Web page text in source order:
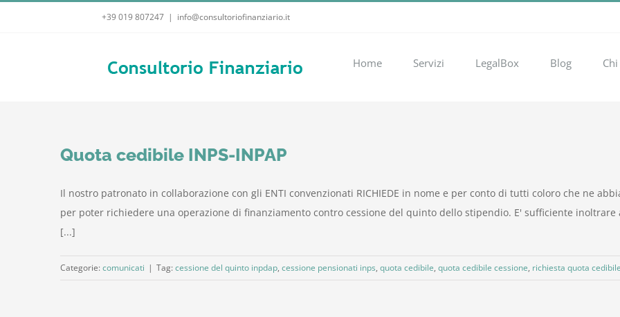
+39 019 807247 | info@consultoriofinanziario.it
Home Servizi LegalBox Blog
Quota cedibile INPS-INPAP
Il nostro patronato in collaborazione con gli ENTI convenzionati RICHIEDE in nome e per conto di tutti coloro che ne
per poter richiedere una operazione di finanziamento contro cessione del quinto dello stipendio. E' sufficiente
[...]
Categorie: comunicati | Tag: cessione del quinto inpdap, cessione pensionati inps, quota cedibile, quota cedibile cessione, richiesta quota cedibile